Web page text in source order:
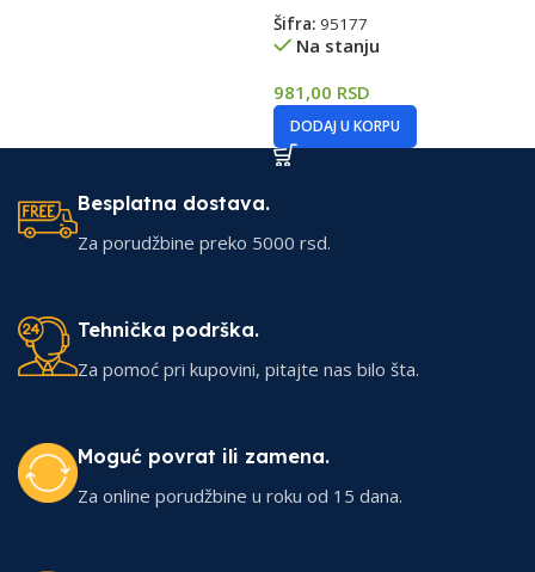
Šifra: 95177
Na stanju
981,00 RSD
DODAJ U KORPU
Besplatna dostava.
Za porudžbine preko 5000 rsd.
Tehnička podrška.
Za pomoć pri kupovini, pitajte nas bilo šta.
Moguć povrat ili zamena.
Za online porudžbine u roku od 15 dana.